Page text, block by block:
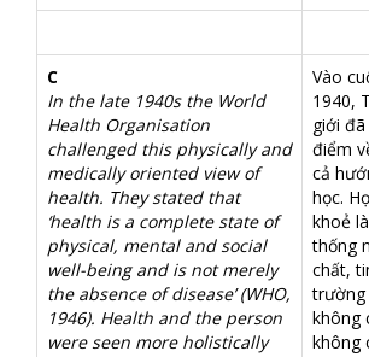
C
In the late 1940s the World
Health Organisation
challenged this physically and
medically oriented view of
health. They stated that
‘health is a complete state of
physical, mental and social
well-being and is not merely
the absence of disease’ (WHO,
1946). Health and the person
were seen more holistically
Vào
1940,
giới
điểm
cả
học.
khoẻ
thống
chất,
trường
không
không